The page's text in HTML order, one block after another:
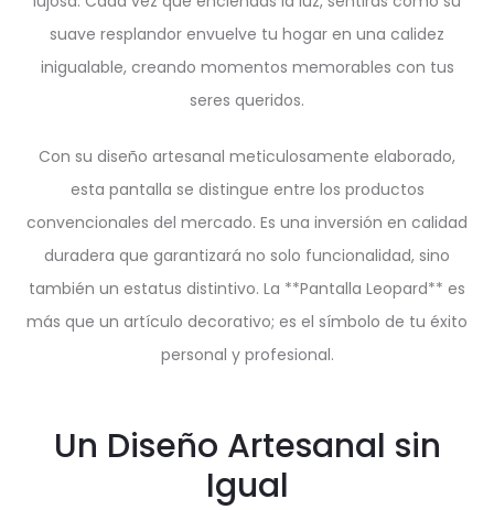
suave resplandor envuelve tu hogar en una calidez
inigualable, creando momentos memorables con tus
seres queridos.
Con su diseño artesanal meticulosamente elaborado,
esta pantalla se distingue entre los productos
convencionales del mercado. Es una inversión en calidad
duradera que garantizará no solo funcionalidad, sino
también un estatus distintivo. La **Pantalla Leopard** es
más que un artículo decorativo; es el símbolo de tu éxito
personal y profesional.
Un Diseño Artesanal sin
Igual